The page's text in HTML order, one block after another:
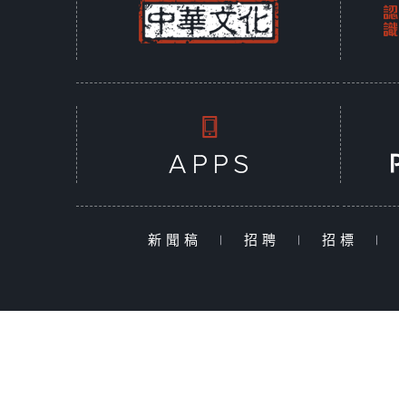
新聞稿 | 招聘 | 招標 |